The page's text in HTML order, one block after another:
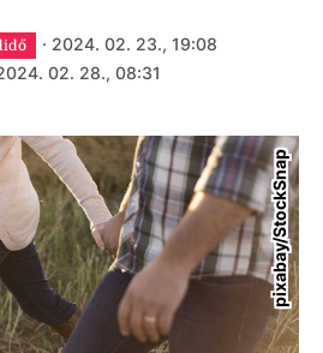
· 2024. 02. 23., 19:08
02. 28., 08:31
pixabay/StockSnap